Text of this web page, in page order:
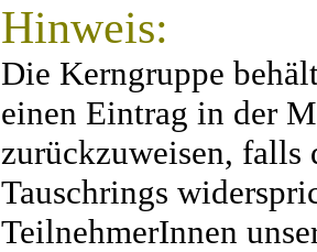
Hinweis:
Die Kerngruppe
einen Eintrag in der
zurückzuweisen, falls
Tauschrings
TeilnehmerInnen